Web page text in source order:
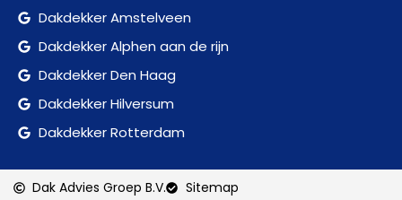
Dakdekker Amstelveen
Dakdekker Alphen aan de rijn
Dakdekker Den Haag
Dakdekker Hilversum
Dakdekker Rotterdam
Dak Advies Groep B.V.
Sitemap